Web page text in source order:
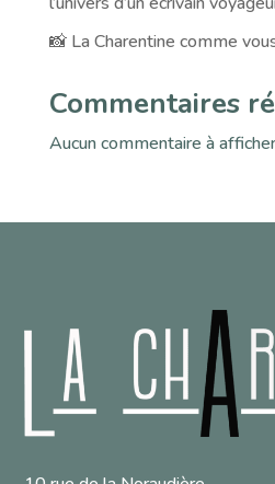
📸 La Charentine comme
Commentaires
Aucun commentaire à